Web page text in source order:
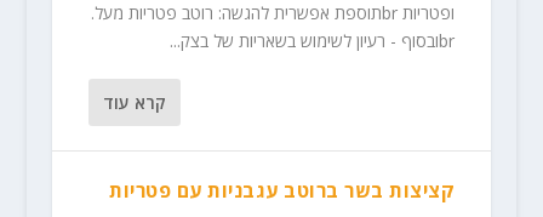
ופטריות brתוספת אפשרית להגשה: רוטב פטריות מעל.
brובסוף - רעיון לשימוש בשאריות של בצק...
קרא עוד
קציצות בשר ברוטב עגבניות עם פטריות